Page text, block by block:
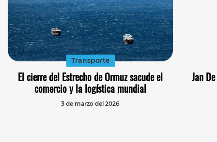
Transporte
El cierre del Estrecho de Ormuz sacude el
comercio y la logística mundial
3 de marzo del 2026
Jan